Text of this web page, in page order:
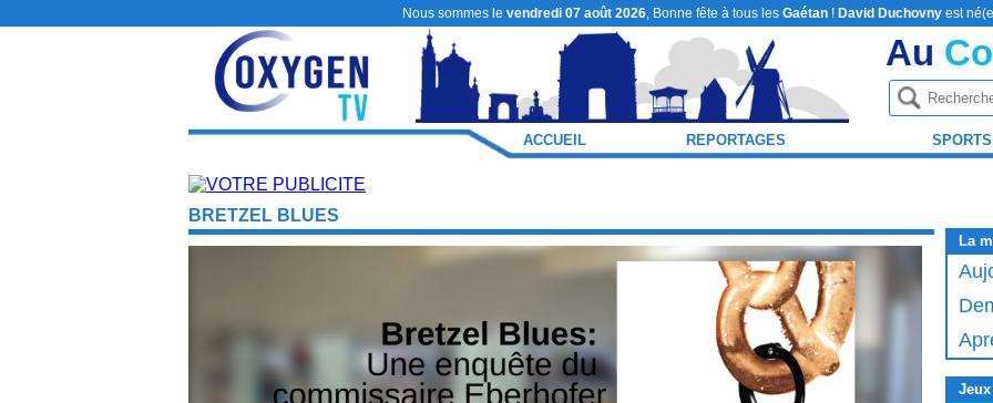
Nous sommes le vendredi 07 août 2026, Bonne fête à tous les Gaétan! David Duchovnyest
Au
ACCUEIL REPORTAGES SPORTS
BRETZEL BLUES
La
Jeux